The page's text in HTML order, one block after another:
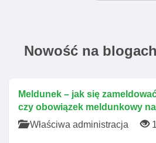
Nowość na
Meldunek – jak się
czy obowiązek meldunkowy
Właściwa administracja